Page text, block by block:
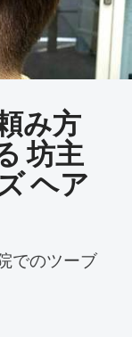
み方
坊主
ヘア